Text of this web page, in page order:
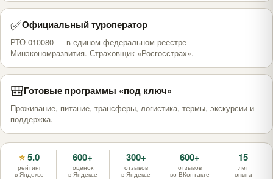
✅Официальный туроператор
РТО 010080 — в едином федеральном реестре
Минэкономразвития. Страховщик «Росгосстрах».
🎒Готовые программы «под ключ»
Проживание, питание, трансферы, логистика, термы, экскурсии и
поддержка.
⭐ 5.0
рейтинг
в Яндексе
600+
оценок
в Яндексе
300+
отзывов
в Яндексе
600+
отзывов
во ВКонтакте
15
лет
опыта